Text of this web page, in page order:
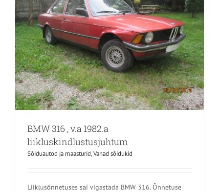
BMW 316 , v.a 1982.a
liikluskindlustusjuhtum
Sõiduautod ja maasturid,Vanad sõidukid
Liiklusõnnetuses sai vigastada BMW 316. Õnnetuse